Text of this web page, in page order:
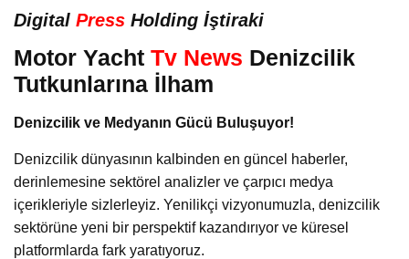
Digital Press Holding İştiraki
Motor Yacht Tv News Denizcilik
Tutkunlarına İlham
Denizcilik ve Medyanın Gücü Buluşuyor!
Denizcilik dünyasının kalbinden en güncel haberler,
derinlemesine sektörel analizler ve çarpıcı medya
içerikleriyle sizlerleyiz. Yenilikçi vizyonumuzla, denizcilik
sektörüne yeni bir perspektif kazandırıyor ve küresel
platformlarda fark yaratıyoruz.